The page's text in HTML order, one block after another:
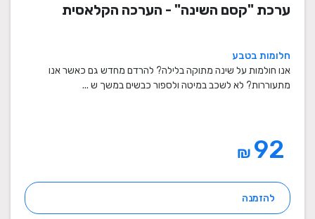
ערכת "קסם השינה" - הערכה הקלאסית
חלומות בטבע
אנו חולמות על שינה מתוקה בלילה? להרדם מחדש גם כאשר אנו
מתעוררות? לא לשכב במיטה ולספור כבשים במשך ש ...
₪
להזמנה